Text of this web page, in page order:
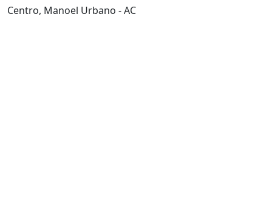
Centro, Manoel Urbano - AC